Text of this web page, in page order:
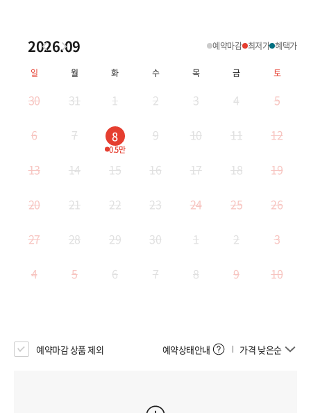
2026.09
일 월 화 수 목 금 토
30 31 1 2 3 4 5
6 7 8
0.5만
9 10 11 12
13 14 15 16 17 18 19
20 21 22 23 24 25 26
27 28 29 30 1 2 3
4 5 6 7 8 9 10
예약마감 최저가 혜택가
예약마감 상품 제외 예약상태안내 가격 낮은순